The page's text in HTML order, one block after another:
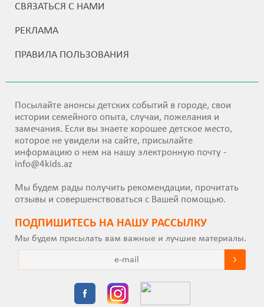
СВЯЗАТЬСЯ С НАМИ
РЕКЛАМА
ПРАВИЛА ПОЛЬЗОВАНИЯ
Посылайте анонсы детских событий в городе, свои
истории семейного опыта, случаи, пожелания и
замечания. Если вы знаете хорошее детское место,
которое не увидели на сайте, присылайте
информацию о нем на нашу электронную почту -
info@4kids.az
Мы будем рады получить рекомендации, прочитать
отзывы и совершенствоваться с Вашей помощью.
ПОДПИШИТEСЬ НА НАШУ РАССЫЛКУ
Мы будем присылать вам важные и лучшие материалы.